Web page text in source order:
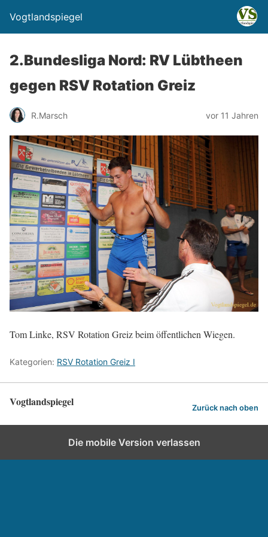
Vogtlandspiegel
2.Bundesliga Nord: RV Lübtheen
gegen RSV Rotation Greiz
R.Marsch vor 11 Jahren
Tom Linke, RSV Rotation Greiz beim öffentlichen Wiegen.
Kategorien: RSV Rotation Greiz I
Vogtlandspiegel Zurück nach oben
Die mobile Version verlassen